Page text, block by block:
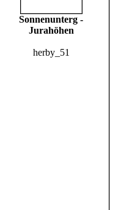
Sonnenunterg -
Jurahöhen
herby_51